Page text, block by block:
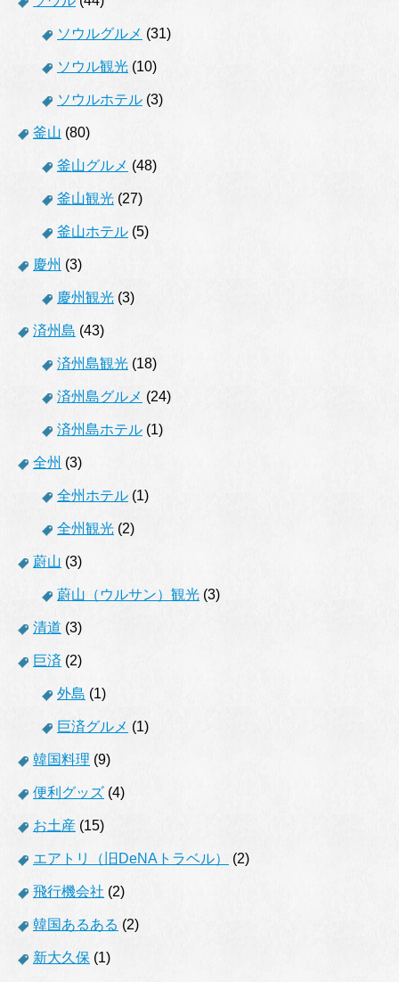
ソウルグルメ (31)
ソウル観光 (10)
ソウルホテル (3)
釜山 (80)
釜山グルメ (48)
釜山観光 (27)
釜山ホテル (5)
慶州 (3)
慶州観光 (3)
済州島 (43)
済州島観光 (18)
済州島グルメ (24)
済州島ホテル (1)
全州 (3)
全州ホテル (1)
全州観光 (2)
蔚山 (3)
蔚山（ウルサン）観光 (3)
清道 (3)
巨済 (2)
外島 (1)
巨済グルメ (1)
韓国料理 (9)
便利グッズ (4)
お土産 (15)
エアトリ（旧DeNAトラベル） (2)
飛行機会社 (2)
韓国あるある (2)
新大久保 (1)